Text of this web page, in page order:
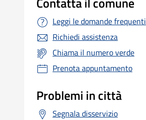
Leggi le domande frequenti
Richiedi assistenza
Chiama il numero verde
Prenota appuntamento
Problemi in città
Segnala disservizio